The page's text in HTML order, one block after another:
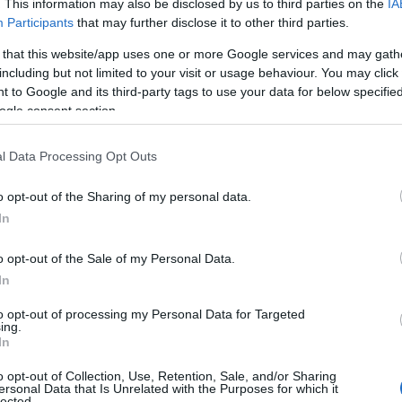
This information may also be disclosed by us to third parties on the
Participants that may further disclose it to other third parties.
that this website/app uses one or more Google services and may
but not limited to your visit or usage behaviour. You may
to Google and its third-party tags to use your data for below
consent section.
Data Processing Opt Outs
opt-out of the Sharing of my personal data.
opt-out of the Sale of my Personal Data.
opt-out of processing my Personal Data for Targeted
opt-out of Collection, Use, Retention, Sale, and/or Sharing
Data that Is Unrelated with the Purposes for which it
(Casale Marittimo), που είναι τόσο όμορφο και
χολιγουντιανής ταινίας!
Advertisement -